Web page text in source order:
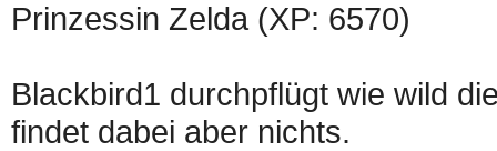
Prinzessin Zelda (XP: 6570)
Blackbird1 durchpflügt wie wild
findet dabei aber nichts.